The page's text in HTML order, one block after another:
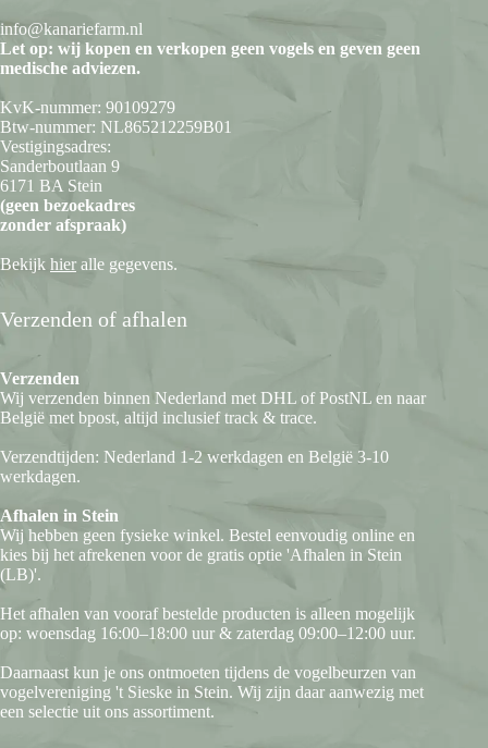
info@kanariefarm.nl
Let op: wij kopen en verkopen geen vogels en geven geen
medische adviezen.
KvK-nummer: 90109279
Btw-nummer: NL865212259B01
Vestigingsadres:
Sanderboutlaan 9
6171 BA Stein
(geen bezoekadres
zonder afspraak)
Bekijk hier alle gegevens.
Verzenden of afhalen
Verzenden
Wij verzenden binnen Nederland met DHL of PostNL en naar
België met bpost, altijd inclusief track & trace.
Verzendtijden: Nederland 1-2 werkdagen en België 3-10
werkdagen.
Afhalen in Stein
Wij hebben geen fysieke winkel. Bestel eenvoudig online en
kies bij het afrekenen voor de gratis optie 'Afhalen in Stein
(LB)'.
Het afhalen van vooraf bestelde producten is alleen mogelijk
op: woensdag 16:00–18:00 uur & zaterdag 09:00–12:00 uur.
Daarnaast kun je ons ontmoeten tijdens de vogelbeurzen van
vogelvereniging 't Sieske in Stein. Wij zijn daar aanwezig met
een selectie uit ons assortiment.